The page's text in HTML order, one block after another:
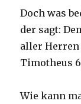
Doch was
der sagt:
aller Herren
Timotheus
Wie kann